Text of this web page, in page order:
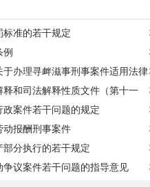
执业经验
2015-02-
标准的若干规定
办理寻衅滋事刑事案件适用法律
和司法解释性质文件（第十一
案件若干问题的规定
动报酬刑事案件
分执行的若干规定
议案件若干问题的指导意见